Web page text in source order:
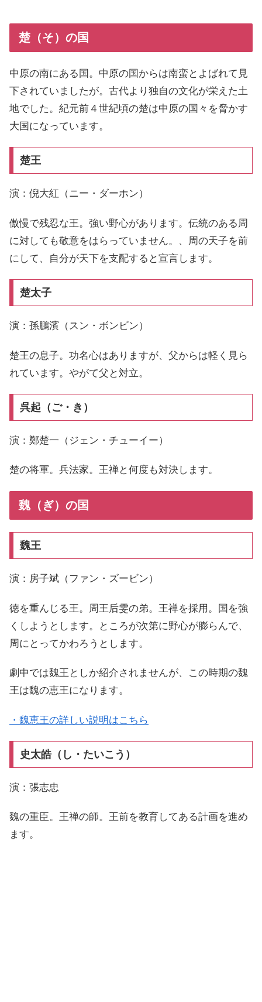
楚（そ）の国
中原の南にある国。中原の国からは南蛮とよばれて見
下されていましたが。古代より独自の文化が栄えた土
地でした。紀元前４世紀頃の楚は中原の国々を脅かす
大国になっています。
楚王
演：倪大紅（ニー・ダーホン）
傲慢で残忍な王。強い野心があります。伝統のある周
に対しても敬意をはらっていません。、周の天子を前
にして、自分が天下を支配すると宣言します。
楚太子
演：孫鵬濱（スン・ボンビン）
楚王の息子。功名心はありますが、父からは軽く見ら
れています。やがて父と対立。
呉起（ご・き）
演：鄭楚一（ジェン・チューイー）
楚の将軍。兵法家。王禅と何度も対決します。
魏（ぎ）の国
魏王
演：房子斌（ファン・ズービン）
徳を重んじる王。周王后雯の弟。王禅を採用。国を強
くしようとします。ところが次第に野心が膨らんで、
周にとってかわろうとします。
劇中では魏王としか紹介されませんが、この時期の魏
王は魏の恵王になります。
・魏恵王の詳しい説明はこちら
史太皓（し・たいこう）
演：張志忠
魏の重臣。王禅の師。王前を教育してある計画を進め
ます。